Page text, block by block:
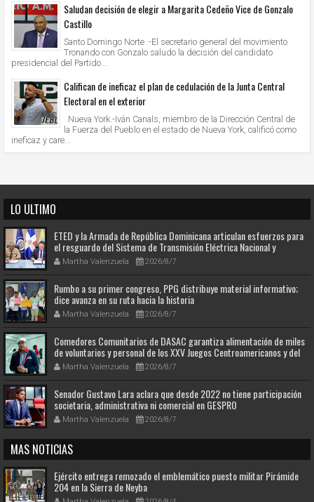
Saludan decisión de elegir a Margarita Cedeño Vice de Gonzalo
Castillo
Santo Domingo Norte .-El secretario general del movimiento
Tronando con Gonzalo saludo la decisión del candidato
presidencial del Partido...
Califican de ineficaz el plan de cedulación de la Junta Central
Electoral en el exterior
Nueva York.-Iván Canals, miembro de la Dirección Central de
la Fuerza del Pueblo en el estado de Nueva York, calificó como
ineficaz y care...
LO ULTIMO
ETED y la Armada de República Dominicana articulan esfuerzos para
el resguardo del Sistema de Transmisión Eléctrica Nacional y
fortalecimiento de capacidades.
Martha Valenzuela 2026/8/7
Rumbo a su primer congreso, PPG distribuye material informativo;
dice avanza en su ruta hacia la historia
Martha Valenzuela 2026/8/7
Comedores Comunitarios de DASAC garantiza alimentación de miles
de voluntarios y personal de los XXV Juegos Centroamericanos y del
Caribe Santo Domingo 2026
Martha Valenzuela 2026/8/7
Senador Gustavo Lara aclara que desde 2022 no tiene participación
societaria, administrativa ni comercial en GESPRO
Martha Valenzuela 2026/8/7
MAS NOTICIAS
Ejército entrega remozado el emblemático puesto militar Pirámide
204 en la Sierra de Neyba